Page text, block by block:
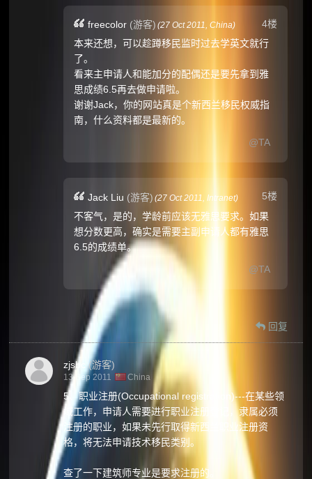
4楼
freecolor (游客) (27 Oct 2011,China)
本来还想，可以趁蹲移民监时过去学英文就行
了。
看来主申请人和能加分的配偶还是要先拿到雅
思成绩6.5再去做申请啦。
谢谢Jack，你的网站真是个新西兰移民权威指
南，什么资料都是最新的。
@TA
5楼
Jack Liu (游客) (27 Oct 2011,Intranet)
不客气，是的，学龄前应该无雅思要求。如果
想分数更高，确实是需要主副申请人都有雅思
6.5的成绩单。
@TA
回复
zjsbc (游客)
13 Sep 2011 China
5、职业注册(Occupational registration)---在某些领
域工作，申请人需要进行职业注册登记，隶属必须
注册的职业，如果未先行取得新西兰职业注册资
格，将无法申请技术移民类别。
查了一下建筑师专业是要求注册的。